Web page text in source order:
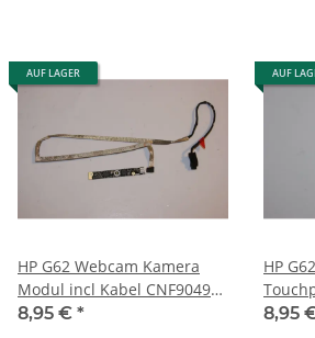
AUF LAGER
HP G62 Webcam Kamera
Modul incl Kabel CNF9049
#2126
8,95 € *
AUF
HP
8,95